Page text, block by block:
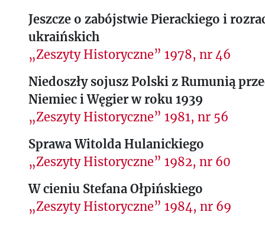
Jeszcze o zabójstwie Pierackiego i
ukraińskich
„Zeszyty Historyczne” 1978, nr 46
Niedoszły sojusz Polski z Rumunią
Niemiec i Węgier w roku 1939
„Zeszyty Historyczne” 1981, nr 56
Sprawa Witolda Hulanickiego
„Zeszyty Historyczne” 1982, nr 60
W cieniu Stefana Ołpińskiego
„Zeszyty Historyczne” 1984, nr 69